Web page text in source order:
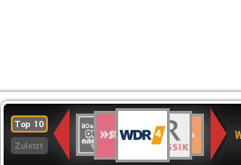
Top 10
Zuletzt
Deutschlandfunk
80er
90er
OLDIE
4
KLASSIK
Kultur
Kultur
2